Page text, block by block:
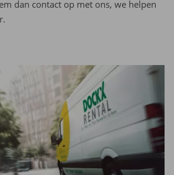
dan contact op met ons, we helpen